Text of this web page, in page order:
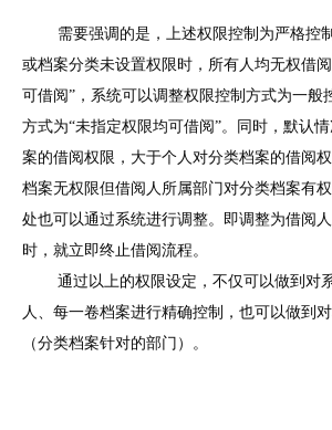
需要强调的是，上述权限控制为严格控
或档案分类未设置权限时，所有人均无权借
可借阅”，系统可以调整权限控制方式为一般
方式为“未指定权限均可借阅”。同时，默认
案的借阅权限，大于个人对分类档案的借阅
档案无权限但借阅人所属部门对分类档案有
处也可以通过系统进行调整。即调整为借阅
时，就立即终止借阅流程。
通过以上的权限设定，不仅可以做到对
人、每一卷档案进行精确控制，也可以做到
（分类档案针对的部门）。